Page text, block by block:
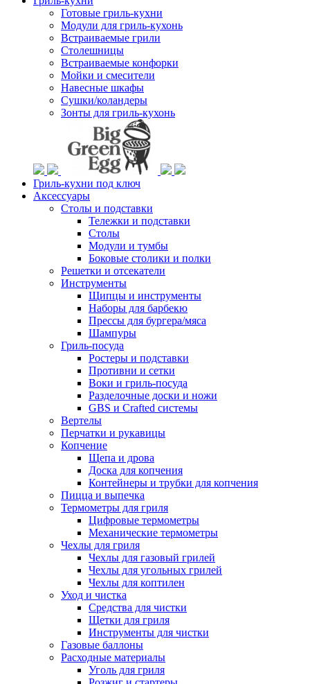
Готовые гриль-кухни
Модули для гриль-кухонь
Встраиваемые грили
Столешницы
Встраиваемые конфорки
Мойки и смесители
Навесные шкафы
Сушки/коландеры
Зонты для гриль-кухонь
Гриль-кухни под ключ
Аксессуары
Столы и подставки
Тележки и подставки
Столы
Модули и тумбы
Боковые столики и полки
Решетки и отсекатели
Инструменты
Щипцы и инструменты
Наборы для барбекю
Прессы для бургера/мяса
Шампуры
Гриль-посуда
Ростеры и подставки
Противни и сетки
Воки и гриль-посуда
Разделочные доски и ножи
GBS и Crafted системы
Вертелы
Перчатки и рукавицы
Копчение
Щепа и дрова
Доска для копчения
Контейнеры и трубки для копчения
Пицца и выпечка
Термометры для гриля
Цифровые термометры
Механические термометры
Чехлы для гриля
Чехлы для газовый грилей
Чехлы для угольных грилей
Чехлы для коптилен
Уход и чистка
Средства для чистки
Щетки для гриля
Инструменты для чистки
Газовые баллоны
Расходные материалы
Уголь для гриля